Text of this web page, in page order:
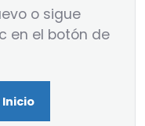
o sigue
en el botón de
Inicio